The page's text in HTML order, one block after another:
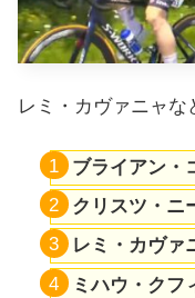
レミ・カヴァニャな
ブライアン
クリスツ・
レミ・カヴ
ミハウ・ク